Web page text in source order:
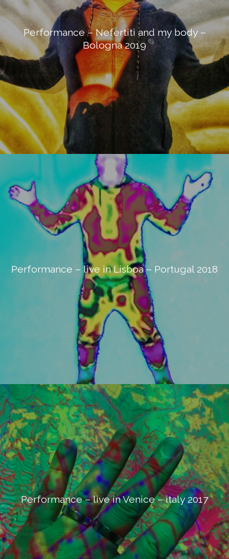
Performance – Nefertiti and my body –
Bologna 2019
Performance – live in Lisboa – Portugal 2018
Performance – live in Venice – italy 2017